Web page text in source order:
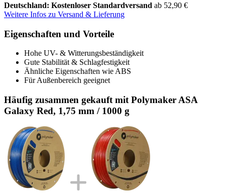
Deutschland: Kostenloser Standardversand ab 52,90 €
Weitere Infos zu Versand & Lieferung
Eigenschaften und Vorteile
Hohe UV- & Witterungsbeständigkeit
Gute Stabilität & Schlagfestigkeit
Ähnliche Eigenschaften wie ABS
Für Außenbereich geeignet
Häufig zusammen gekauft mit Polymaker ASA
Galaxy Red, 1,75 mm / 1000 g